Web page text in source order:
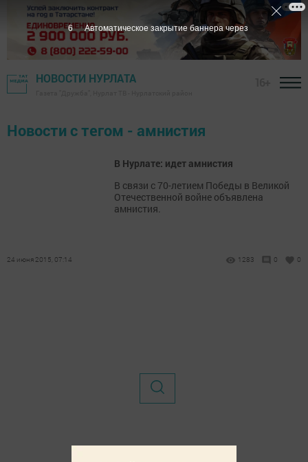
НОВОСТИ НУРЛАТА
Новости с тегом - амнистия
В Нурлате: идет амнистия
В связи с 70-летием Победы в Великой
Отечественной войне объявлена
амнистия.
24 июня 2015, 07:14 1283 0 0
6 Автоматическое закрытие баннера через